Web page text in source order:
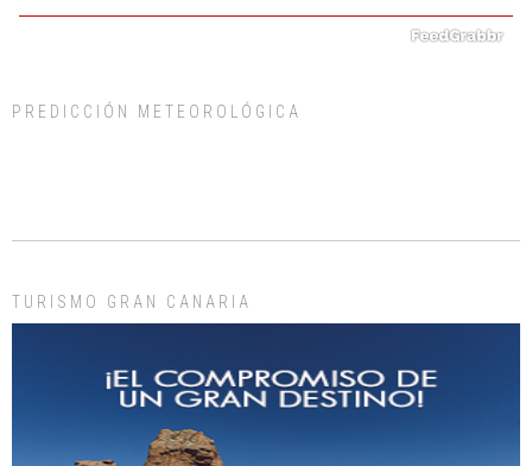
días, ella incluida...
Gato manso encontrado
PREDICCIÓN METEOROLÓGICA
TURISMO GRAN CANARIA